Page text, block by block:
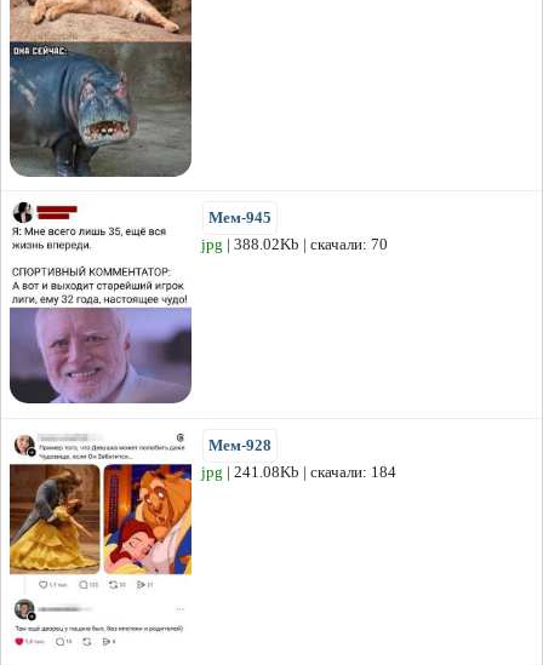
Мем-945
jpg | 388.02Kb | скачали: 70
Мем-928
jpg | 241.08Kb | скачали: 184